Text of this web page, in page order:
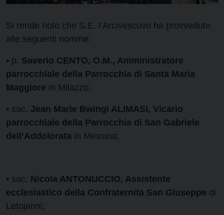
Si rende noto che S.E. l’Arcivescovo ha provveduto
alle seguenti nomine:
• p. Saverio CENTO, O.M., Amministratore
parrocchiale della Parrocchia di Santa Maria
Maggiore in Milazzo;
• sac. Jean Marie Bwingi ALIMASI, Vicario
parrocchiale della Parrocchia di San Gabriele
dell’Addolorata in Messina;
• sac. Nicola ANTONUCCIO, Assistente
ecclesiastico della Confraternita San Giuseppe di
Letojanni;